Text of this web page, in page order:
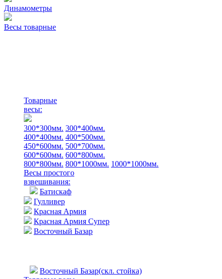
Динамометры
Весы товарные
Товарные
весы:
300*300мм. 300*400мм.
400*400мм. 400*500мм.
450*600мм. 500*700мм.
600*600мм. 600*800мм.
800*800мм. 800*1000мм. 1000*1000мм.
Весы простого
взвешивания:
Батискаф
Гулливер
Красная Армия
Красная Армия Супер
Восточный Базар
Восточный Базар(скл. стойка)